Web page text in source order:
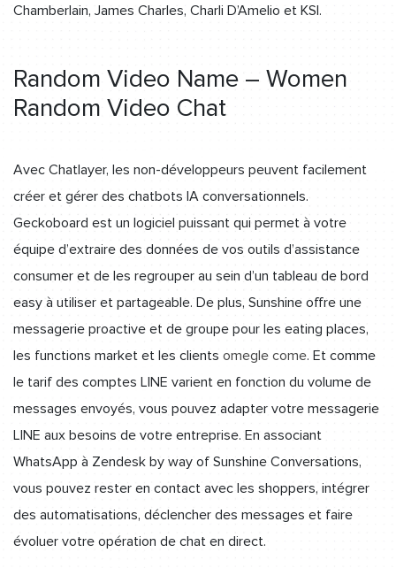
Chamberlain, James Charles, Charli D’Amelio et KSI.
Random Video Name – Women
Random Video Chat
Avec Chatlayer, les non-développeurs peuvent facilement
créer et gérer des chatbots IA conversationnels.
Geckoboard est un logiciel puissant qui permet à votre
équipe d’extraire des données de vos outils d’assistance
consumer et de les regrouper au sein d’un tableau de bord
easy à utiliser et partageable. De plus, Sunshine offre une
messagerie proactive et de groupe pour les eating places,
les functions market et les clients omegle come. Et comme
le tarif des comptes LINE varient en fonction du volume de
messages envoyés, vous pouvez adapter votre messagerie
LINE aux besoins de votre entreprise. En associant
WhatsApp à Zendesk by way of Sunshine Conversations,
vous pouvez rester en contact avec les shoppers, intégrer
des automatisations, déclencher des messages et faire
évoluer votre opération de chat en direct.